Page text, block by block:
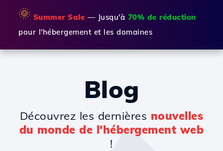
🌞 Summer Sale — Jusqu'à 70% de réduction
pour l'hébergement et les domaines
Blog
Découvrez les dernières nouvelles
du monde de l'hébergement web
!